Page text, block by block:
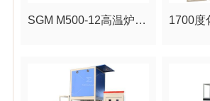
SGM M500-12高温炉1200℃\1200度箱式高温炉